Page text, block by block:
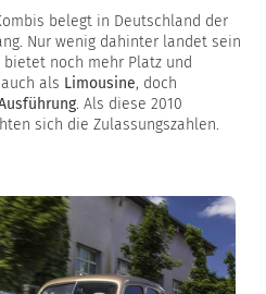
belegt in Deutschland der
Nur wenig dahinter landet sein
bietet noch mehr Platz und
als Limousine, doch
. Als diese 2010
sich die Zulassungszahlen.